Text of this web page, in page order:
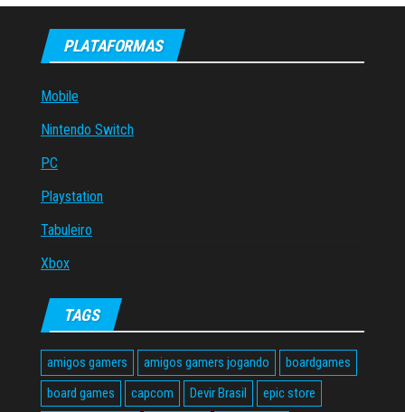
PLATAFORMAS
Mobile
Nintendo Switch
PC
Playstation
Tabuleiro
Xbox
TAGS
amigos gamers amigos gamers jogando
boardgames
board games
capcom Devir Brasil
epic store